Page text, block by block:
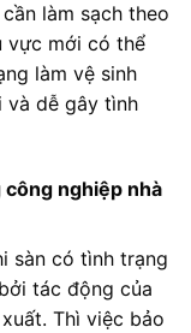
làm sạch theo
vực mới có thể
làm vệ sinh
và dễ gây tình
nghiệp nhà
sàn có tình trạng
tác động của
Thì việc bảo